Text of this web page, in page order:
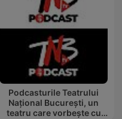
Podcasturile Teatrului
Național București, un
teatru care vorbește cu